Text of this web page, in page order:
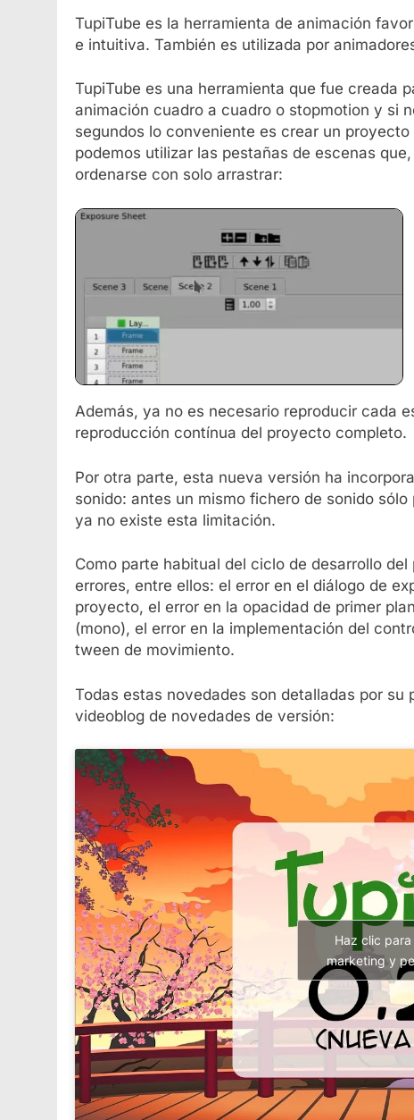
TupiTube es la herramienta de animación
e intuitiva. También es utilizada por
TupiTube es una herramienta que fue creada
animación cuadro a cuadro o stopmotion y si
segundos lo conveniente es crear un
podemos utilizar las pestañas de escenas
ordenarse con solo arrastrar:
Además, ya no es necesario reproducir cada
reproducción contínua del proyecto completo.
Por otra parte, esta nueva versión ha
sonido: antes un mismo fichero de sonido
ya no existe esta limitación.
Como parte habitual del ciclo de desarrollo
errores, entre ellos: el error en el diálogo de
proyecto, el error en la opacidad de primer
(mono), el error en la implementación del
tween de movimiento.
Todas estas novedades son detalladas por su
videoblog de novedades de versión:
Haz clic
marketing y